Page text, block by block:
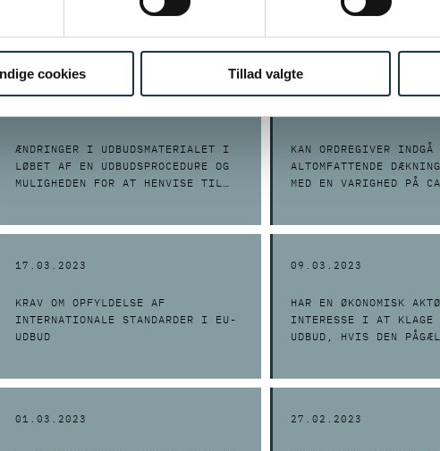
cookies Tillad valgte
OM UDENLANDSKE SUBSIDIER, SOM
TILBUDSGIVER TAGE
ÆNDRINGER I UDBUDSMATERIALET I
LØBET AF EN UDBUDSPROCEDURE OG
MULIGHEDEN FOR AT HENVISE TIL
KAN ORDREGIVER INDGÅ
ALTOMFATTENDE
MED EN VARIGHED PÅ
17.03.2023
KRAV OM OPFYLDELSE AF
INTERNATIONALE STANDARDER I EU-
UDBUD
09.03.2023
HAR EN ØKONOMISK
INTERESSE I AT KLAGE
UDBUD, HVIS DEN
01.03.2023 27.02.2023